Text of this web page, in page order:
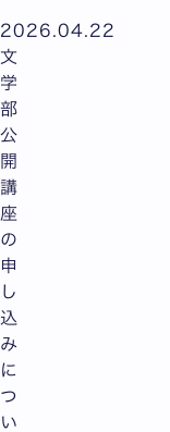
2026.04.22
文
学
部
公
開
講
座
の
申
し
込
み
に
つ
い